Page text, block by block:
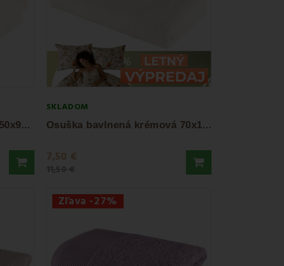
U
terák bavlnený krémový 50x90 cm Bella EMI
SKLADOM
O
suška bavlnená krémová 70x140 cm Bella EMI
7,50 €
Zľava -27%